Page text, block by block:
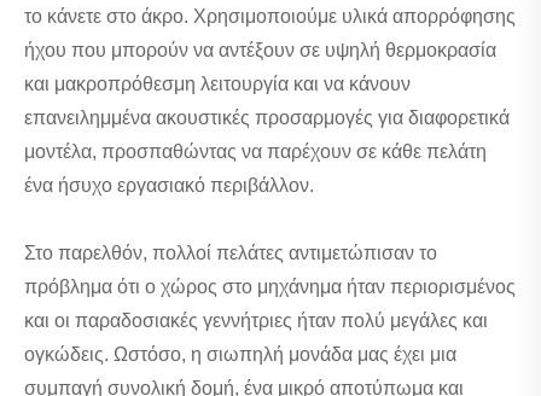
το κάνετε στο άκρο. Χρησιμοποιούμε υλικά απορρόφησης
ήχου που μπορούν να αντέξουν σε υψηλή θερμοκρασία
και μακροπρόθεσμη λειτουργία και να κάνουν
επανειλημμένα ακουστικές προσαρμογές για διαφορετικά
μοντέλα, προσπαθώντας να παρέχουν σε κάθε πελάτη
ένα ήσυχο εργασιακό περιβάλλον.
Στο παρελθόν, πολλοί πελάτες αντιμετώπισαν το
πρόβλημα ότι ο χώρος στο μηχάνημα ήταν περιορισμένος
και οι παραδοσιακές γεννήτριες ήταν πολύ μεγάλες και
ογκώδεις. Ωστόσο, η σιωπηλή μονάδα μας έχει μια
συμπαγή συνολική δομή, ένα μικρό αποτύπωμα και